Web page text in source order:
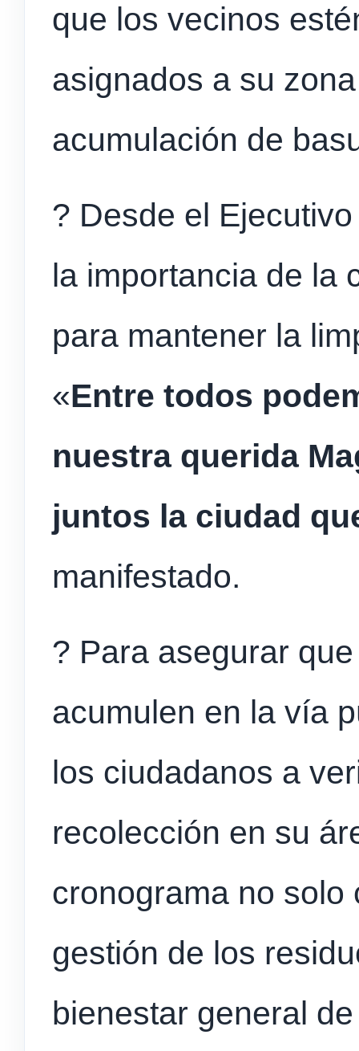
que los vecinos
asignados a su
acumulación de
? Desde el
la importancia de la
para mantener la
«Entre todos
nuestra querida
juntos la ciudad
manifestado.
? Para asegurar
acumulen en la vía
los ciudadanos a
recolección en su
cronograma no solo
gestión de los
bienestar general